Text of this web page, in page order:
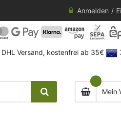
Anmelden
Versand, kostenfrei ab 35€
Mein